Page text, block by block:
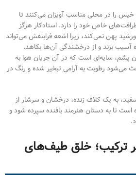
را در محلی مناسب آویزان می‌کنند تا
خاص خود را دارد. استادکار هرگز
پهن نمی‌کند، زیرا اشعه فرابنفش می‌تواند
آسیب بزند و از درخشندگی آن‌ها بکاهد.
پشم، سایه‌ای است که در آن جریان هوا به
می‌شود رطوبت به آرامی تبخیر شده و رنگ در
به یک کلاف زنده، درخشان و سرشار از
تا به دستان هنرمند بافنده سپرده شود و
ترکیب؛ خلق طیف‌های